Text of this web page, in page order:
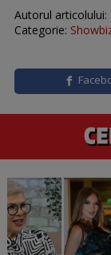
Autorul articolului:
Categorie: